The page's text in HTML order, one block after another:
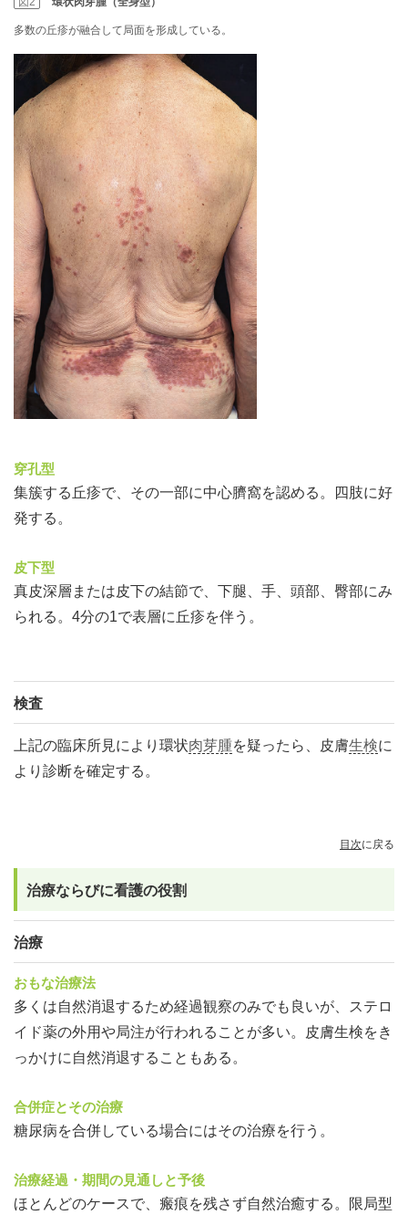
多数の丘疹が融合して局面を形成している。
穿孔型
集簇する丘疹で、その一部に中心臍窩を認める。四肢に好
発する。
皮下型
真皮深層または皮下の結節で、下腿、手、頭部、臀部にみ
られる。4分の1で表層に丘疹を伴う。
検査
上記の臨床所見により環状肉芽腫を疑ったら、皮膚生検に
より診断を確定する。
目次に戻る
治療ならびに看護の役割
治療
おもな治療法
多くは自然消退するため経過観察のみでも良いが、ステロ
イド薬の外用や局注が行われることが多い。皮膚生検をき
っかけに自然消退することもある。
合併症とその治療
糖尿病を合併している場合にはその治療を行う。
治療経過・期間の見通しと予後
ほとんどのケースで、瘢痕を残さず自然治癒する。限局型